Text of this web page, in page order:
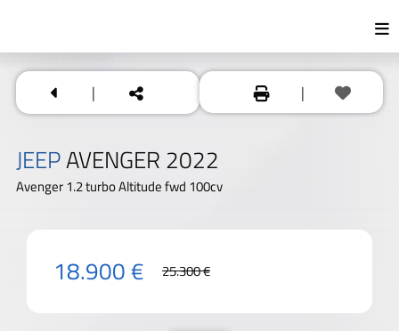
| |
JEEPAVENGER 2022
Avenger 1.2 turbo Altitude fwd 100cv
18.900 € 25.300 €